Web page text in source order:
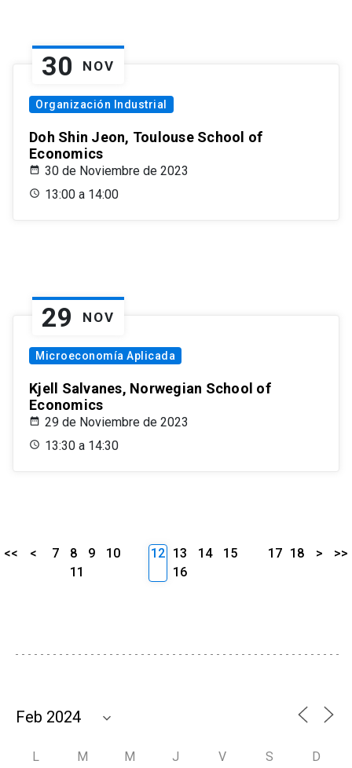
30 NOV
Organización Industrial
Doh Shin Jeon, Toulouse School of
Economics
30 de Noviembre de 2023
13:00 a 14:00
29 NOV
Microeconomía Aplicada
Kjell Salvanes, Norwegian School of
Economics
29 de Noviembre de 2023
13:30 a 14:30
<< < 7 8 9
10
11
12 13 14
15
16
17 18 > >>
L M M J V S D